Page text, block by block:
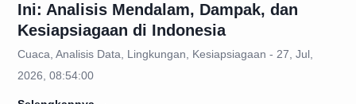
Ini: Analisis Mendalam, Dampak, dan
Kesiapsiagaan di Indonesia
Cuaca, Analisis Data, Lingkungan, Kesiapsiagaan - 27, Jul,
2026, 08:54:00